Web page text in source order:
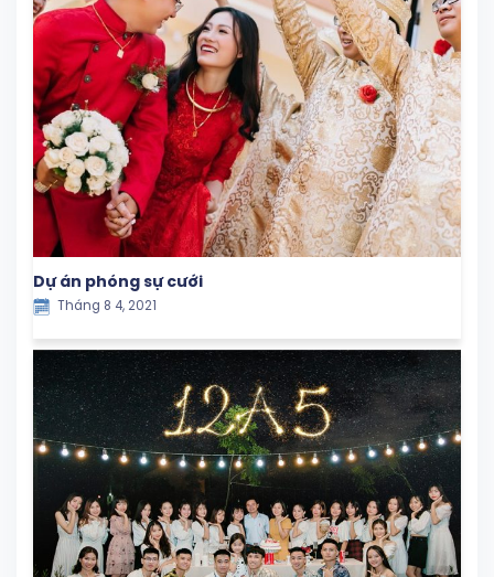
Dự án phóng sự cưới
Tháng 8 4, 2021